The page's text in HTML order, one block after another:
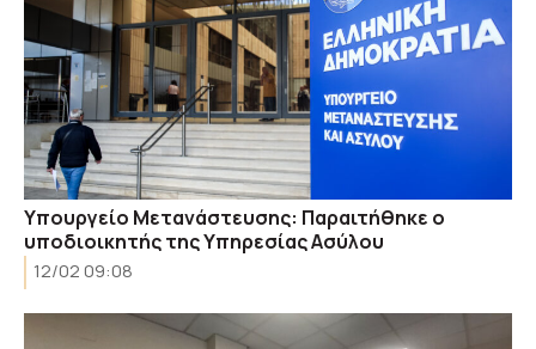
Υπουργείο Μετανάστευσης: Παραιτήθηκε ο
υποδιοικητής της Υπηρεσίας Ασύλου
12/02 09:08